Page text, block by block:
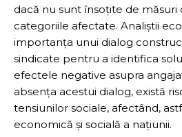
dacă nu sunt însoțite de
categoriile afectate. Analiștii
importanța unui dialog
sindicate pentru a identifica
efectele negative asupra
absența acestui dialog, există
tensiunilor sociale, afectând,
economică și socială a națiunii.